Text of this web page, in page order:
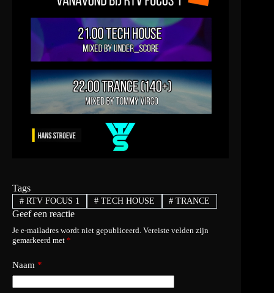
Tags
#RTV FOCUS 1 #TECH HOUSE # TRANCE
Geef een reactie
Je e-mailadres wordt niet gepubliceerd. Vereiste velden zijn
gemarkeerd met *
Naam *